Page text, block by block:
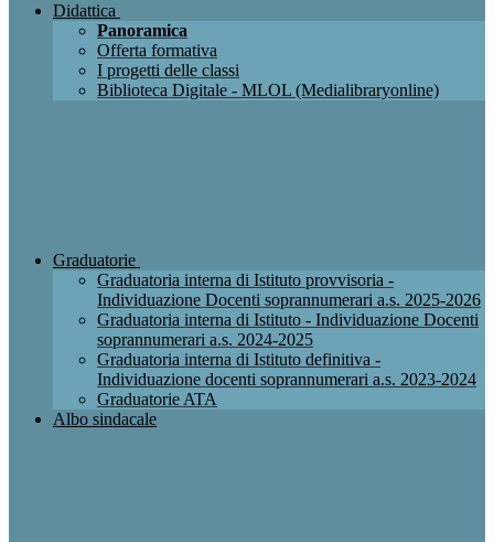
Didattica
Panoramica
Offerta formativa
I progetti delle classi
Biblioteca Digitale - MLOL (Medialibraryonline)
Graduatorie
Graduatoria interna di Istituto provvisoria -
Individuazione Docenti soprannumerari a.s. 2025-2026
Graduatoria interna di Istituto - Individuazione Docenti
soprannumerari a.s. 2024-2025
Graduatoria interna di Istituto definitiva -
Individuazione docenti soprannumerari a.s. 2023-2024
Graduatorie ATA
Albo sindacale